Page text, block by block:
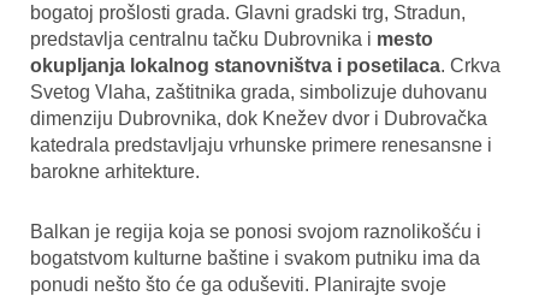
bogatoj prošlosti grada. Glavni gradski trg, Stradun,
predstavlja centralnu tačku Dubrovnika i mesto
okupljanja lokalnog stanovništva i posetilaca. Crkva
Svetog Vlaha, zaštitnika grada, simbolizuje duhovanu
dimenziju Dubrovnika, dok Knežev dvor i Dubrovačka
katedrala predstavljaju vrhunske primere renesansne i
barokne arhitekture.
Balkan je regija koja se ponosi svojom raznolikošću i
bogatstvom kulturne baštine i svakom putniku ima da
ponudi nešto što će ga oduševiti. Planirajte svoje